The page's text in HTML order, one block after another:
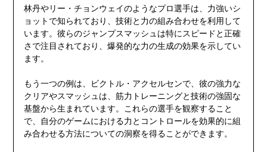
林丹やリー・チョンウェイのようなプロ選手は、力強いシ
ョットで知られており、技術と力の組み合わせを利用して
います。彼らのジャンプスマッシュは特にスピードと正確
さで注目されており、爆発的な力の生成の効果を示してい
ます。
もう一つの例は、ビクトル・アクセルセンで、彼の強力な
クリアやスマッシュは、筋力トレーニングと技術の強固な
基盤から生まれています。これらの選手を観察すること
で、自分のゲームにおける力とコントロールを効果的に組
み合わせる方法についての洞察を得ることができます。